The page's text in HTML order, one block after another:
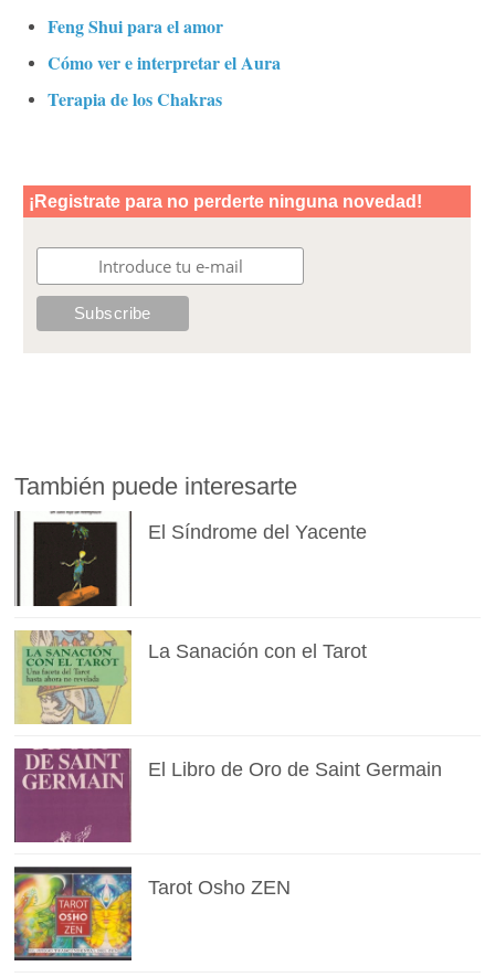
Feng Shui para el amor
Cómo ver e interpretar el Aura
Terapia de los Chakras
También puede interesarte
El Síndrome del Yacente
La Sanación con el Tarot
El Libro de Oro de Saint Germain
Tarot Osho ZEN